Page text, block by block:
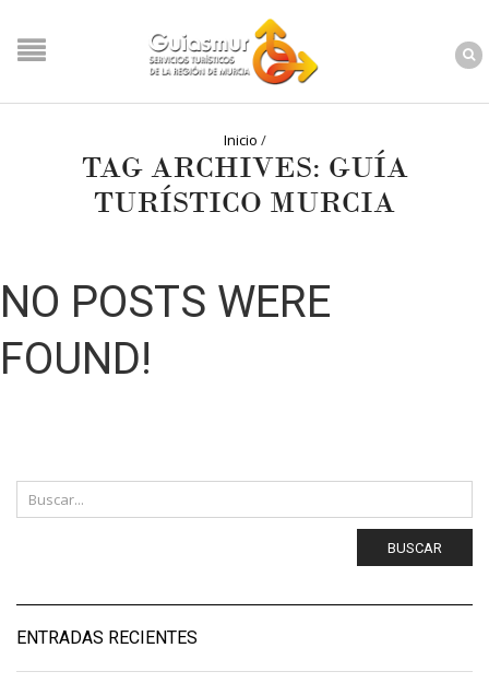
Inicio /
TAG ARCHIVES: GUÍA
TURÍSTICO MURCIA
NO POSTS WERE
FOUND!
BUSCAR
ENTRADAS RECIENTES